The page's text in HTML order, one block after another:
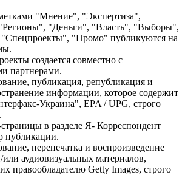
"Мнение", "Экспертиза",
"Деньги", "Власть", "Выборы",
"Спецпроекты", "Промо" публикуются на
создается совместно с
партнерами.
публикация, републикация и
информации, которое содержит
Украина", EPA / UPG, строго
в разделе Я- Корреспондент
публикации.
перепечатка и воспроизведение
аудиовизуальных материалов,
правообладателю Getty Images, строго